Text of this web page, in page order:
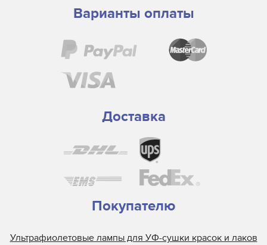
Варианты оплаты
Доставка
Покупателю
Ультрафиолетовые лампы для УФ-сушки красок и лаков